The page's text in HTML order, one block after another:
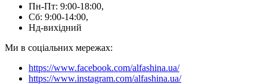
Пн-Пт: 9:00-18:00,
Сб: 9:00-14:00,
Нд-вихідний
Ми в соціальних мережах:
https://www.facebook.com/alfashina.ua/
https://www.instagram.com/alfashina.ua/